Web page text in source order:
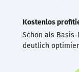
Kostenlos
Schon als
deutlich